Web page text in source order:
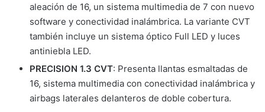
aleación de 16, un sistema multimedia de 7 con nuevo
software y conectividad inalámbrica. La variante CVT
también incluye un sistema óptico Full LED y luces
antiniebla LED.
PRECISION 1.3 CVT: Presenta llantas esmaltadas de
16, sistema multimedia con conectividad inalámbrica y
airbags laterales delanteros de doble cobertura.